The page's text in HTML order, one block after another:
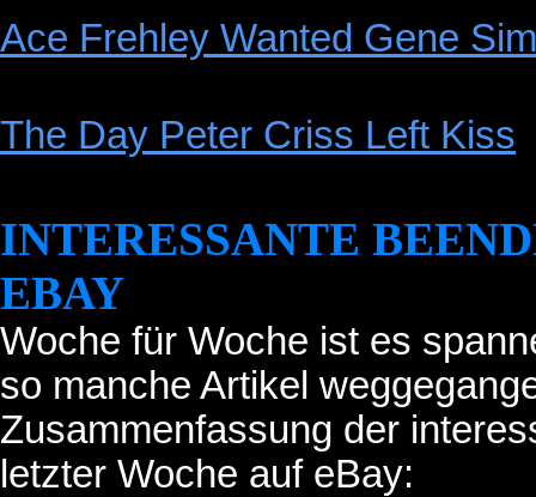
Ace Frehley Wanted Gene
The Day Peter Criss Left Kiss
INTERESSANTE
EBAY
Woche für Woche ist es
so manche Artikel
Zusammenfassung der
letzter Woche auf eBay: